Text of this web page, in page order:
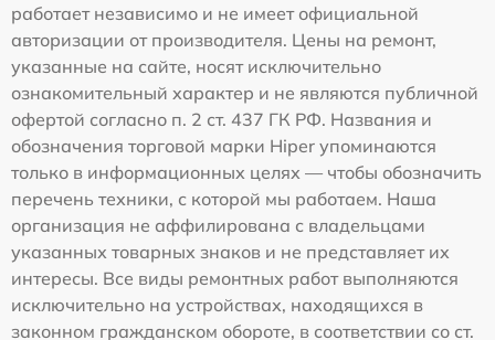
работает независимо и не имеет официальной
авторизации от производителя. Цены на ремонт,
указанные на сайте, носят исключительно
ознакомительный характер и не являются публичной
офертой согласно п. 2 ст. 437 ГК РФ. Названия и
обозначения торговой марки Hiper упоминаются
только в информационных целях — чтобы обозначить
перечень техники, с которой мы работаем. Наша
организация не аффилирована с владельцами
указанных товарных знаков и не представляет их
интересы. Все виды ремонтных работ выполняются
исключительно на устройствах, находящихся в
законном гражданском обороте, в соответствии со ст.